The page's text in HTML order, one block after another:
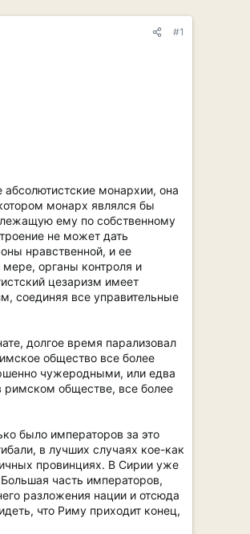
#1
монархии, она
монарх являлся бы
ему по собственному
не может дать
нравственной, и ее
органы контроля и
цезаризм имеет
соединяя все управительные
долгое время парализовал
общество все более
чужеродными, или едва
римском обществе, все более
было императоров за это
в лучших случаях кое-как
провинциях. В Сирии уже
часть императоров,
разложения нации и отсюда
что Риму приходит конец,